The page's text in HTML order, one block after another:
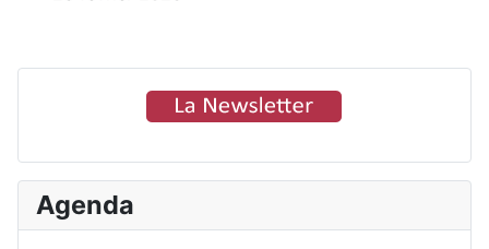
Agenda
A
n
n
M
o
i
A
n
n
M
o
i